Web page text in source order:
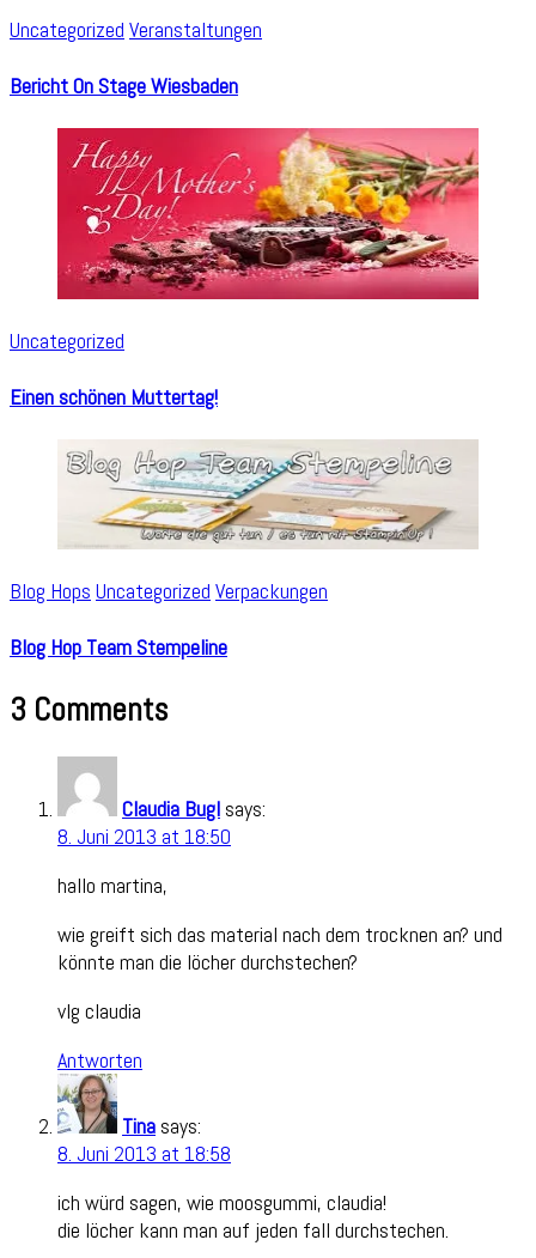
Uncategorized Veranstaltungen
Bericht On Stage Wiesbaden
Uncategorized
Einen schönen Muttertag!
Blog Hops Uncategorized Verpackungen
Blog Hop Team Stempeline
3 Comments
Claudia Bugl says:
8. Juni 2013 at 18:50
hallo martina,
wie greift sich das material nach dem trocknen an? und
könnte man die löcher durchstechen?
vlg claudia
Antworten
Tina says:
8. Juni 2013 at 18:58
ich würd sagen, wie moosgummi, claudia!
die löcher kann man auf jeden fall durchstechen.